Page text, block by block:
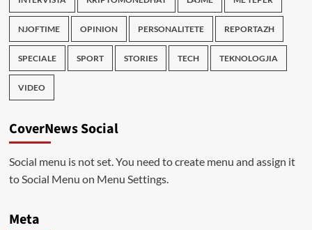
NJOFTIME OPINION PERSONALITETE REPORTAZH
SPECIALE SPORT STORIES TECH TEKNOLOGJIA
VIDEO
CoverNews Social
Social menu is not set. You need to create menu and assign it
to Social Menu on Menu Settings.
Meta